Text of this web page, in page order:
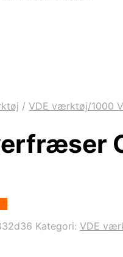
/ VDE værktøj/1000
Kategori: VDE